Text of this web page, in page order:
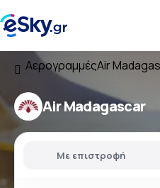
ΑερογραμμέςAir
Air Madagascar
Με επιστροφή